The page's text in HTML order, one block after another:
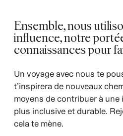
Ensemble, nous
influence, notre
connaissances pour
Un voyage avec nous te
t’inspirera de nouveaux
moyens de contribuer à une
plus inclusive et durable.
cela te mène.